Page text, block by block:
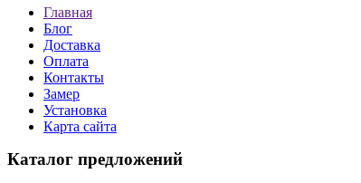
Главная
Блог
Доставка
Оплата
Контакты
Замер
Установка
Карта сайта
Каталог предложений